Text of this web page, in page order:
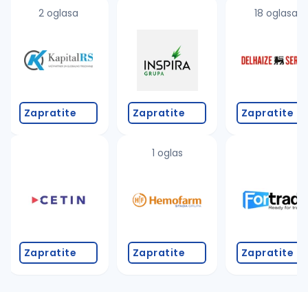
proverite pravopisne greške (koristite č, ć, š, đ,
promenite odabrane filtere pretrage
2 oglasa
Zapratite
Zapratite
Zapratite
1 oglas
Zapratite
18 oglasa
Zapratite
Zapratite